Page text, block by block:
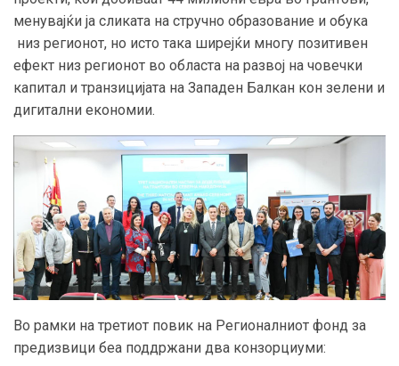
менувајќи ја сликата на стручно образование и обука
низ регионот, но исто така ширејќи многу позитивен
ефект низ регионот во областа на развој на човечки
капитал и транзицијата на Западен Балкан кон зелени и
дигитални економии.
Во рамки на третиот повик на Регионалниот фонд за
предизвици беа поддржани два конзорциуми: